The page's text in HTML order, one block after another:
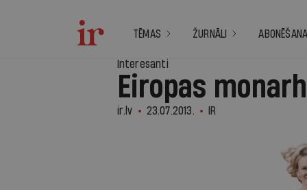
TĒMAS ŽURNĀLI ABONĒŠANA
Interesanti
Eiropas
ir.lv 23.07.2013. IR